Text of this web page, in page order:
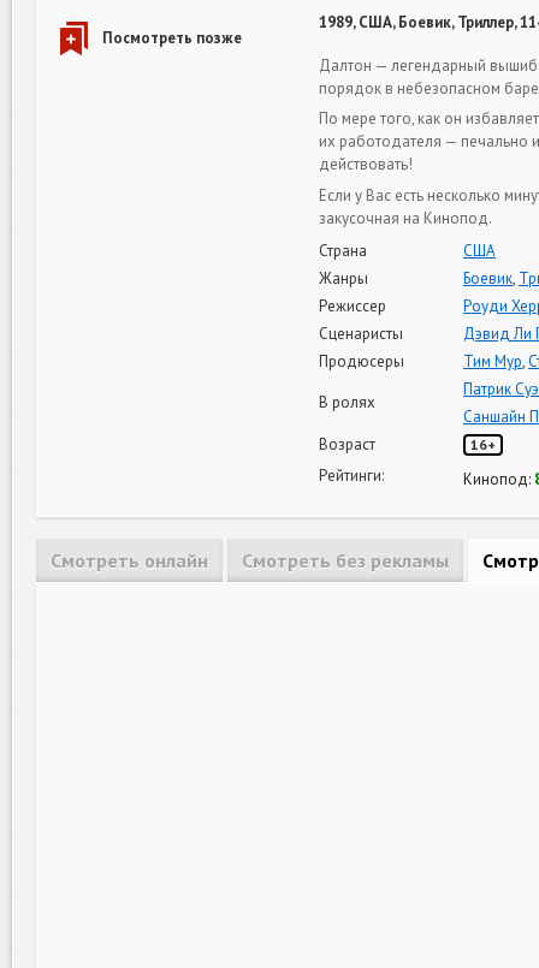
1989, США, Боевик, Триллер,
Далтон — легендарный
порядок в небезопасном
По мере того, как он
их работодателя — печально
действовать!
Если у Вас есть несколько
закусочная на Кинопод.
Страна
США
Жанры
Боевик,
Режиссер
Роуди
Сценаристы
Дэвид Ли
Продюсеры
Тим Мур,
В ролях
Патрик
Саншайн
Возраст
16+
Рейтинги: Кинопод:
Смотреть онлайн Смотреть без рекламы